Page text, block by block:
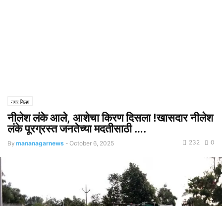
नगर जिल्हा
नीलेश लंके आले, आशेचा किरण दिसला !खासदार नीलेश
लंके पूरग्रस्त जनतेच्या मदतीसाठी ….
By mananagarnews - October 6, 2025 0
232